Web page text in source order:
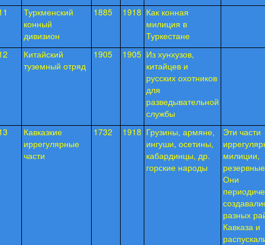
Туркменский
конный
дивизион
1885 1918 Как конная
милиция в
Туркестане
Китайский
туземный отряд
1905 1905 Из хунхузов,
китайцев и
русских охотников
для
разведывательной
службы
Кавказкие
иррегулярные
части
1732 1918 Грузины, армяне,
ингуши, осетины,
кабардинцы, др.
горские народы
Эти части
милиции,
Они
разных
Кавказа и